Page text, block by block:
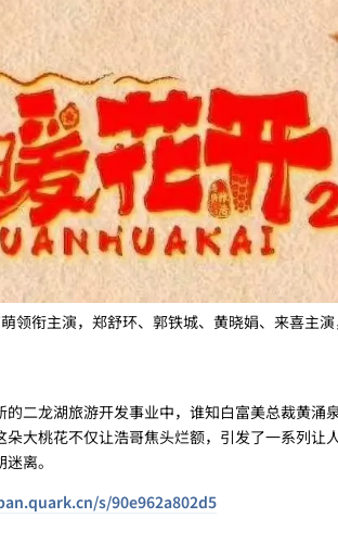
衔主演，郑舒环、郭铁城、黄晓娟、来喜主
二龙湖旅游开发事业中，谁知白富美总裁黄涌
大桃花不仅让浩哥焦头烂额，引发了一系列让
离。
s/90e962a802d5